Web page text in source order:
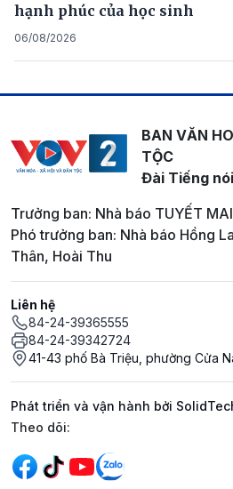
hạnh phúc của học sinh
06/08/2026
BAN VĂN
TỘC
Đài Tiếng
Trưởng ban: Nhà báo TUYẾT MAI
Phó trưởng ban: Nhà báo Hồng
Thân, Hoài Thu
Liên hệ
84-24-39365555
84-24-39342724
41-43 phố Bà Triệu, phường Cửa
Phát triển và vận hành bởi
Mạng xã hội
Theo dõi: